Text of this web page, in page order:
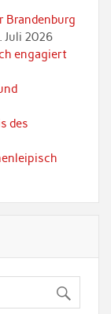
Brandenburg
Juli 2026
engagiert
des